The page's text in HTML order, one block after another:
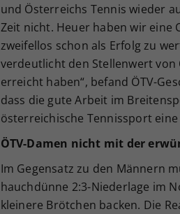
und Österreichs Tennis wieder
Zeit nicht. Heuer haben wir eine
zweifellos schon als Erfolg zu
verdeutlicht den Stellenwert
erreicht haben“, befand ÖTV-
dass die gute Arbeit im
österreichische Tennissport
ÖTV-Damen nicht mit der
Im Gegensatz zu den Männern
hauchdünne 2:3-Niederlage im
kleinere Brötchen backen. Die